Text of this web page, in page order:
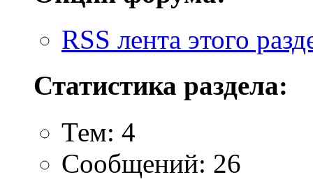
RSS лента этого
Статистика раздела:
Тем: 4
Сообщений: 26